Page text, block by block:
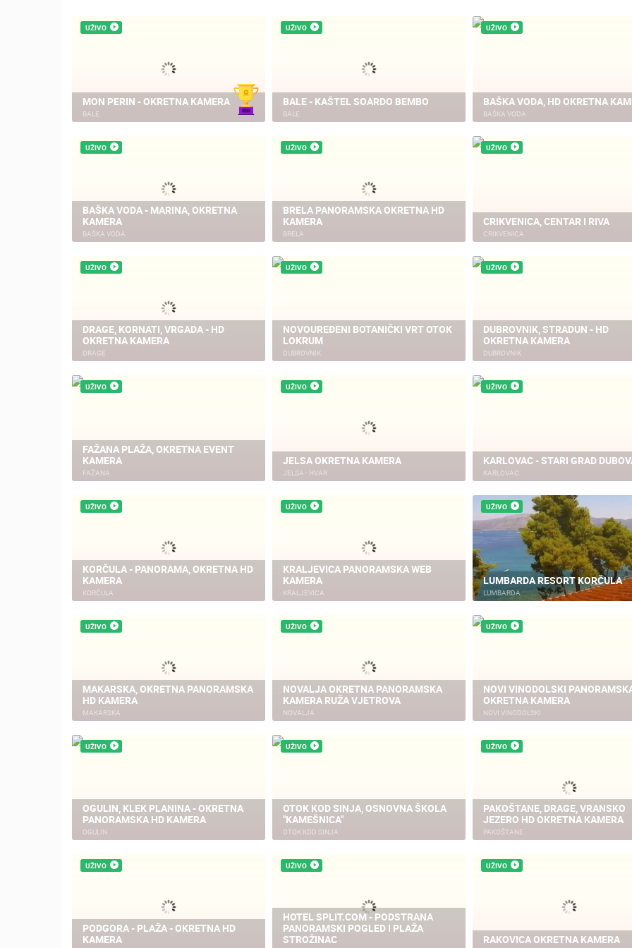
UŽIVO
MON PERIN - OKRETNA KAMERA
BALE
UŽIVO
BALE - KAŠTEL SOARDO BEMBO
BALE
UŽIVO
BAŠKA VODA, HD OKRETNA
BAŠKA VODA
UŽIVO
BAŠKA VODA - MARINA, OKRETNA
KAMERA
BAŠKA VODA
UŽIVO
BRELA PANORAMSKA OKRETNA HD
KAMERA
BRELA
UŽIVO
CRIKVENICA, CENTAR I RIVA
CRIKVENICA
UŽIVO
DRAGE, KORNATI, VRGADA - HD
OKRETNA KAMERA
DRAGE
UŽIVO
NOVOUREĐENI BOTANIČKI VRT OTOK
LOKRUM
DUBROVNIK
UŽIVO
DUBROVNIK, STRADUN - HD
OKRETNA KAMERA
DUBROVNIK
UŽIVO
FAŽANA PLAŽA, OKRETNA EVENT
KAMERA
FAŽANA
UŽIVO
JELSA OKRETNA KAMERA
JELSA - HVAR
UŽIVO
KARLOVAC - STARI GRAD
KARLOVAC
UŽIVO
KORČULA - PANORAMA, OKRETNA HD
KAMERA
KORČULA
UŽIVO
KRALJEVICA PANORAMSKA WEB
KAMERA
KRALJEVICA
UŽIVO
LUMBARDA RESORT KORČULA
LUMBARDA
UŽIVO
MAKARSKA, OKRETNA PANORAMSKA
HD KAMERA
MAKARSKA
UŽIVO
NOVALJA OKRETNA PANORAMSKA
KAMERA RUŽA VJETROVA
NOVALJA
UŽIVO
NOVI VINODOLSKI
OKRETNA KAMERA
NOVI VINODOLSKI
UŽIVO
OGULIN, KLEK PLANINA - OKRETNA
PANORAMSKA HD KAMERA
OGULIN
UŽIVO
OTOK KOD SINJA, OSNOVNA ŠKOLA
"KAMEŠNICA"
OTOK KOD SINJA
UŽIVO
PAKOŠTANE, DRAGE, VRANSKO
JEZERO HD OKRETNA KAMERA
PAKOŠTANE
UŽIVO
PODGORA - PLAŽA - OKRETNA HD
KAMERA
UŽIVO
HOTEL SPLIT.COM - PODSTRANA
PANORAMSKI POGLED I PLAŽA
STROŽINAC
UŽIVO
RAKOVICA OKRETNA KAMERA
NOVOSTI NOVOSTI